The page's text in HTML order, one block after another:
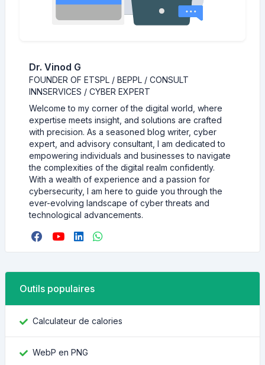
Dr. Vinod G
FOUNDER OF ETSPL / BEPPL / CONSULT
INNSERVICES / CYBER EXPERT
Welcome to my corner of the digital world, where
expertise meets insight, and solutions are crafted
with precision. As a seasoned blog writer, cyber
expert, and advisory consultant, I am dedicated to
empowering individuals and businesses to navigate
the complexities of the digital realm confidently.
With a wealth of experience and a passion for
cybersecurity, I am here to guide you through the
ever-evolving landscape of cyber threats and
technological advancements.
Outils populaires
Calculateur de calories
WebP en PNG